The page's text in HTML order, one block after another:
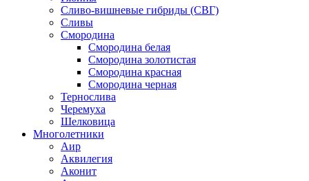
Сливо-вишневые гибриды (СВГ)
Сливы
Смородина
Смородина белая
Смородина золотистая
Смородина красная
Смородина черная
Тернослива
Черемуха
Шелковица
Многолетники
Аир
Аквилегия
Аконит